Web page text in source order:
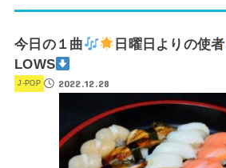
今日の１曲 日曜日よりの使者
LOWS
J-POP 2022.12.28